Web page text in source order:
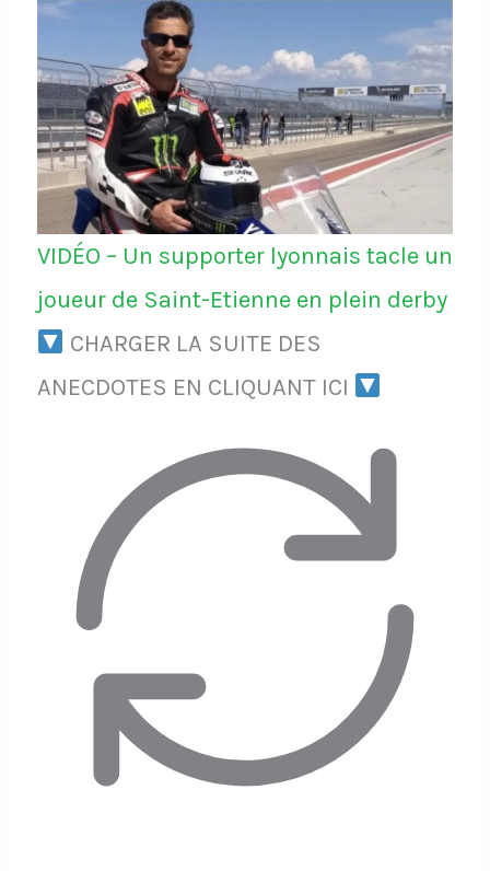
VIDÉO – Un supporter lyonnais tacle un
joueur de Saint-Etienne en plein derby
CHARGER LA SUITE DES
ANECDOTES EN CLIQUANT ICI